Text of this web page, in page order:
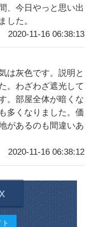
、今日やっと思い出
した。
2020-11-16 06:38:13
は灰色です。説明と
。わざわざ遮光して
。部屋全体が暗くな
多くなりました。価
があるのも間違いあ
2020-11-16 06:38:12